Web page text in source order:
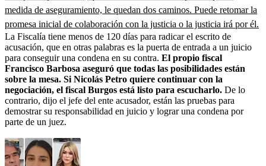
medida de aseguramiento, le quedan dos caminos. Puede retomar la
promesa inicial de colaboración con la justicia o la justicia irá por él.
La Fiscalía tiene menos de 120 días para radicar el escrito de
acusación, que en otras palabras es la puerta de entrada a un juicio
para conseguir una condena en su contra. El propio fiscal
Francisco Barbosa aseguró que todas las posibilidades están
sobre la mesa. Si Nicolás Petro quiere continuar con la
negociación, el fiscal Burgos está listo para escucharlo. De lo
contrario, dijo el jefe del ente acusador, están las pruebas para
demostrar su responsabilidad en juicio y lograr una condena por
parte de un juez.